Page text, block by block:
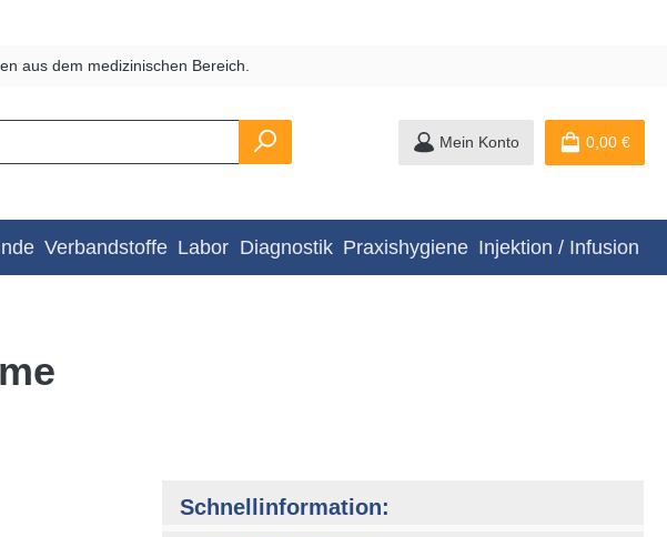
aus dem medizinischen Bereich.
Mein Konto 0,00 €
Verbandstoffe Labor Diagnostik Praxishygiene Injektion / Infusion
Schnellinformation: